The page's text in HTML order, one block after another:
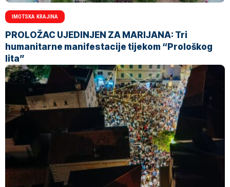
IMOTSKA KRAJINA
PROLOŽAC UJEDINJEN ZA MARIJANA: Tri
humanitarne manifestacije tijekom “Prološkog
lita”